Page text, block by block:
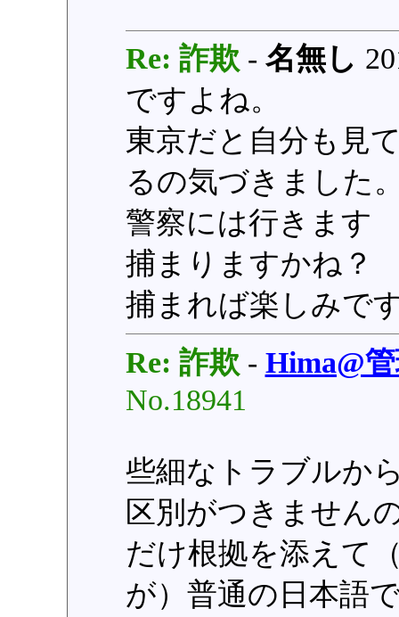
Re: 詐欺 - 名無し
ですよね。
東京だと自分も見
るの気づきました
警察には行きます
捕まりますかね？
捕まれば楽しみで
Re: 詐欺 - Hima@
No.18941
些細なトラブルか
区別がつきません
だけ根拠を添えて
が）普通の日本語